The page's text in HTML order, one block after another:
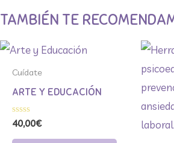
TAMBIÉN TE
Cuídate
ARTE Y EDUCACIÓN
Valorado
con
0
40,00€